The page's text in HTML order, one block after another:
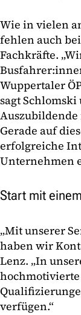
Wie in vielen
fehlen auch
Fachkräfte.
Wuppertaler
sagt
Gerade auf
erfolgreiche
Unternehmen
Start mit
„Mit unserer
haben wir
Lenz. „In
verfügen.“